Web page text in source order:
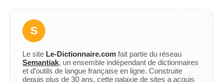
S
Le site Le-Dictionnaire.com fait partie du réseau
Semantiak, un ensemble indépendant de dictionnaires
et d’outils de langue française en ligne. Construite
depuis plus de 30 ans, cette galaxie de sites a acquis